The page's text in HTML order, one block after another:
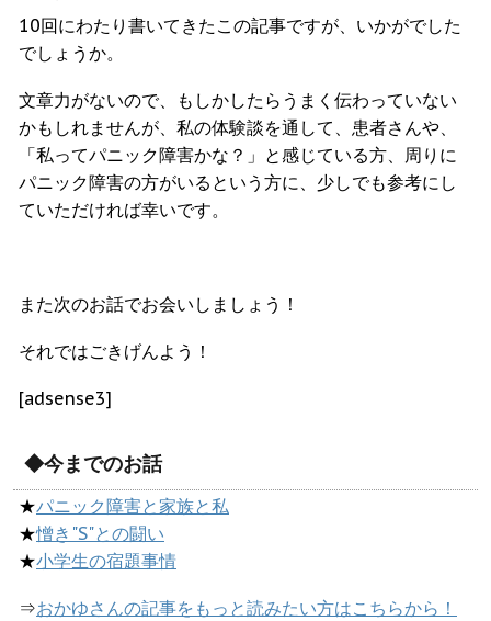
10回にわたり書いてきたこの記事ですが、いかがでした
でしょうか。
文章力がないので、もしかしたらうまく伝わっていない
かもしれませんが、私の体験談を通して、患者さんや、
「私ってパニック障害かな？」と感じている方、周りに
パニック障害の方がいるという方に、少しでも参考にし
ていただければ幸いです。
また次のお話でお会いしましょう！
それではごきげんよう！
[adsense3]
◆今までのお話
★パニック障害と家族と私
★憎き"S"との闘い
★小学生の宿題事情
⇒おかゆさんの記事をもっと読みたい方はこちらから！